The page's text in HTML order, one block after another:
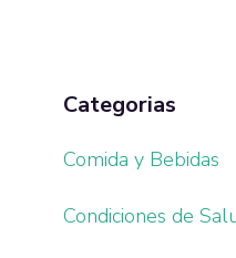
Categorias
Comida y Bebidas
Condiciones de